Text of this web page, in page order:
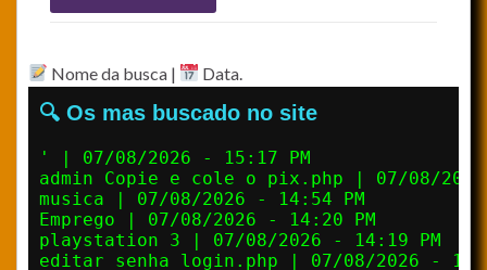
Nome da busca | Data.